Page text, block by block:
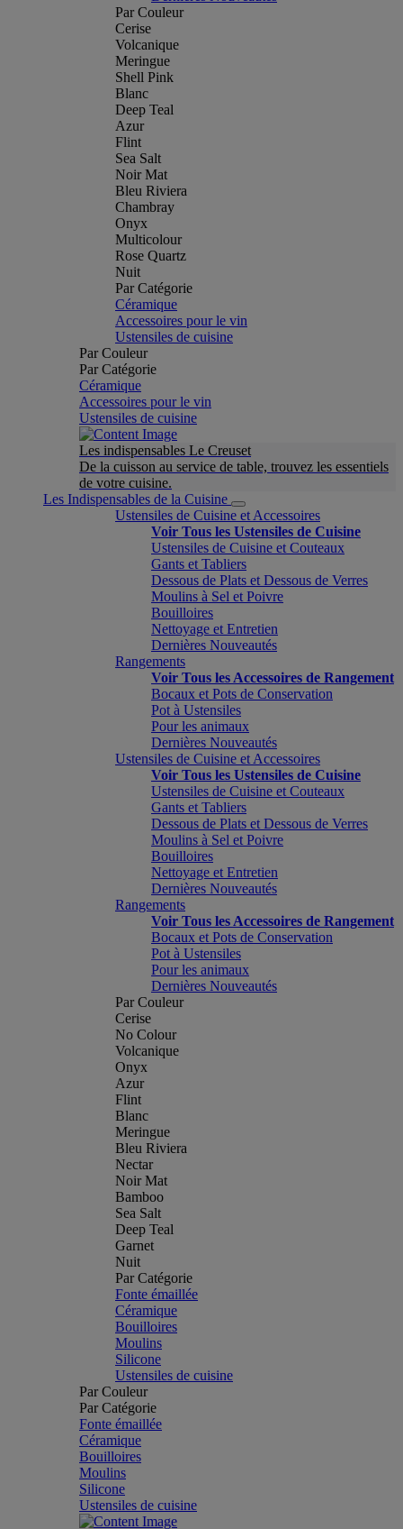
Par Couleur
Cerise
Volcanique
Meringue
Shell Pink
Blanc
Deep Teal
Azur
Flint
Sea Salt
Noir Mat
Bleu Riviera
Chambray
Onyx
Multicolour
Rose Quartz
Nuit
Par Catégorie
Céramique
Accessoires pour le vin
Ustensiles de cuisine
Par Couleur
Par Catégorie
Céramique
Accessoires pour le vin
Ustensiles de cuisine
Les indispensables Le Creuset
De la cuisson au service de table, trouvez les essentiels
de votre cuisine.
Les Indispensables de la Cuisine
Ustensiles de Cuisine et Accessoires
Voir Tous les Ustensiles de Cuisine
Ustensiles de Cuisine et Couteaux
Gants et Tabliers
Dessous de Plats et Dessous de Verres
Moulins à Sel et Poivre
Bouilloires
Nettoyage et Entretien
Dernières Nouveautés
Rangements
Voir Tous les Accessoires de Rangement
Bocaux et Pots de Conservation
Pot à Ustensiles
Pour les animaux
Dernières Nouveautés
Ustensiles de Cuisine et Accessoires
Voir Tous les Ustensiles de Cuisine
Ustensiles de Cuisine et Couteaux
Gants et Tabliers
Dessous de Plats et Dessous de Verres
Moulins à Sel et Poivre
Bouilloires
Nettoyage et Entretien
Dernières Nouveautés
Rangements
Voir Tous les Accessoires de Rangement
Bocaux et Pots de Conservation
Pot à Ustensiles
Pour les animaux
Dernières Nouveautés
Par Couleur
Cerise
No Colour
Volcanique
Onyx
Azur
Flint
Blanc
Meringue
Bleu Riviera
Nectar
Noir Mat
Bamboo
Sea Salt
Deep Teal
Garnet
Nuit
Par Catégorie
Fonte émaillée
Céramique
Bouilloires
Moulins
Silicone
Ustensiles de cuisine
Par Couleur
Par Catégorie
Fonte émaillée
Céramique
Bouilloires
Moulins
Silicone
Ustensiles de cuisine